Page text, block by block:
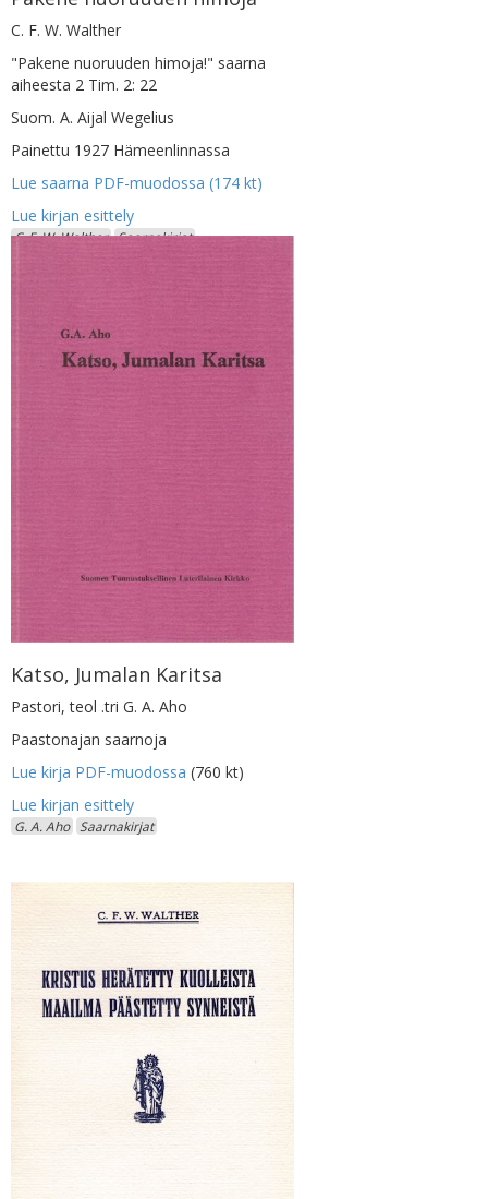
C. F. W. Walther
"Pakene nuoruuden himoja!" saarna
aiheesta 2 Tim. 2: 22
Suom. A. Aijal Wegelius
Painettu 1927 Hämeenlinnassa
Lue saarna PDF-muodossa (174 kt)
C. F. W. Walther Saarnakirjat
Katso, Jumalan Karitsa
Pastori, teol .tri G. A. Aho
Paastonajan saarnoja
Lue kirja PDF-muodossa (760 kt)
G. A. Aho Saarnakirjat